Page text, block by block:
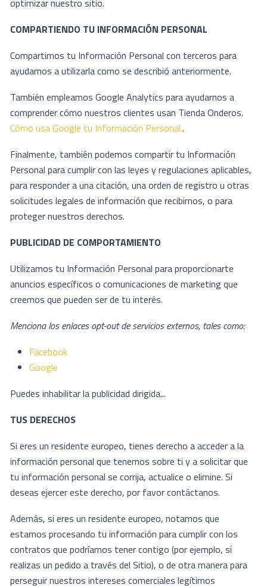
optimizar nuestro sitio.
COMPARTIENDO TU INFORMACIÓN PERSONAL
Compartimos tu Información Personal con terceros para
ayudarnos a utilizarla como se describió anteriormente.
También empleamos Google Analytics para ayudarnos a
comprender cómo nuestros clientes usan Tienda Onderos.
Cómo usa Google tu Información Personal..
Finalmente, también podemos compartir tu Información
Personal para cumplir con las leyes y regulaciones aplicables,
para responder a una citación, una orden de registro u otras
solicitudes legales de información que recibimos, o para
proteger nuestros derechos.
PUBLICIDAD DE COMPORTAMIENTO
Utilizamos tu Información Personal para proporcionarte
anuncios específicos o comunicaciones de marketing que
creemos que pueden ser de tu interés.
Menciona los enlaces opt-out de servicios externos, tales como:
Facebook
Google
Puedes inhabilitar la publicidad dirigida...
TUS DERECHOS
Si eres un residente europeo, tienes derecho a acceder a la
información personal que tenemos sobre ti y a solicitar que
tu información personal se corrija, actualice o elimine. Si
deseas ejercer este derecho, por favor contáctanos.
Además, si eres un residente europeo, notamos que
estamos procesando tu información para cumplir con los
contratos que podríamos tener contigo (por ejemplo, si
realizas un pedido a través del Sitio), o de otra manera para
perseguir nuestros intereses comerciales legítimos